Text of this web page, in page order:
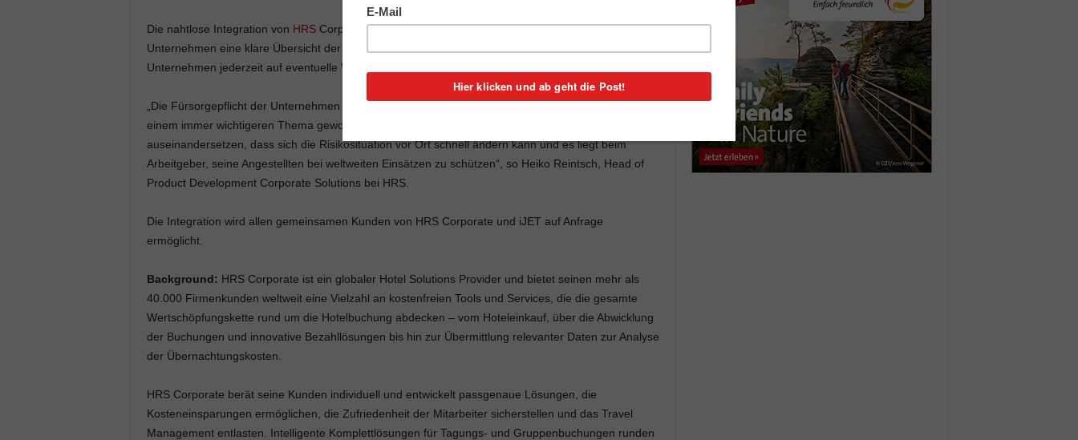
Die nahtlose Integration von HRSCorporate Reservierungsdaten in dieiJETSysteme bietet
Unternehmen eine klare Übersicht der Reisedaten von reisenden Mitarbeitern. Somit können
Unternehmen jederzeit auf eventuelle Vorkommnisse reagieren.
„Die Fürsorgepflicht der Unternehmen für ihre reisenden Mitarbeiter ist in den letzten Jahren zu
einem immer wichtigeren Thema geworden. Global tätige Unternehmen müssen sich damit
auseinandersetzen, dass sich die Risikosituation vor Ort schnell ändern kann und es liegt beim
Arbeitgeber, seine Angestellten bei weltweiten Einsätzen zu schützen“, so Heiko Reintsch, Head of
Product Development Corporate Solutions bei HRS.
Die Integration wird allen gemeinsamen Kunden von HRS Corporate und iJET auf Anfrage
ermöglicht.
Background: HRS Corporate ist ein globaler Hotel Solutions Provider und bietet seinen mehr als
40.000 Firmenkunden weltweit eine Vielzahl an kostenfreien Tools und Services, die die gesamte
Wertschöpfungskette rund um die Hotelbuchung abdecken – vom Hoteleinkauf, über die Abwicklung
der Buchungen und innovative Bezahllösungen bis hin zur Übermittlung relevanter Daten zur Analyse
der Übernachtungskosten.
HRS Corporate berät seine Kunden individuell und entwickelt passgenaue Lösungen, die
Kosteneinsparungen ermöglichen, die Zufriedenheit der Mitarbeiter sicherstellen und das Travel
Management entlasten. Intelligente Komplettlösungen für Tagungs- und Gruppenbuchungen runden